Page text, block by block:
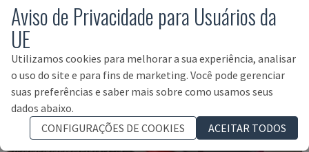
Aviso de Privacidade para Usuários da
UE
Utilizamos cookies para melhorar a sua experiência, analisar
o uso do site e para fins de marketing. Você pode gerenciar
suas preferências e saber mais sobre como usamos seus
dados abaixo.
CONFIGURAÇÕES DE COOKIES
ACEITAR TODOS